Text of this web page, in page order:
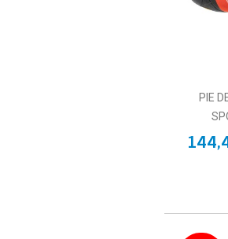
PIE